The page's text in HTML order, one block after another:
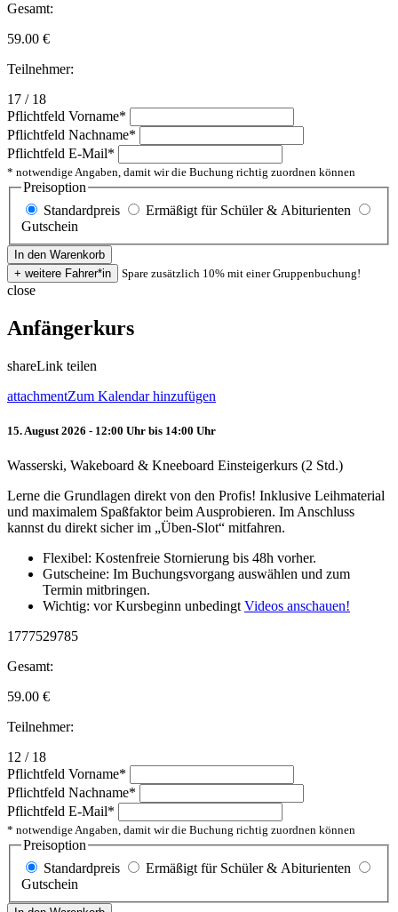
Gesamt:
59.00 €
Teilnehmer:
17 / 18
Pflichtfeld Vorname*
Pflichtfeld Nachname*
Pflichtfeld E-Mail*
* notwendige Angaben, damit wir die Buchung richtig zuordnen können
Preisoption
Standardpreis
Ermäßigt für Schüler & Abiturienten
Gutschein
Spare zusätzlich 10% mit einer Gruppenbuchung!
close
Anfängerkurs
shareLink teilen
attachmentZum Kalendar hinzufügen
15. August 2026 - 12:00 Uhr bis 14:00 Uhr
Wasserski, Wakeboard & Kneeboard Einsteigerkurs (2 Std.)
Lerne die Grundlagen direkt von den Profis! Inklusive Leihmaterial
und maximalem Spaßfaktor beim Ausprobieren. Im Anschluss
kannst du direkt sicher im „Üben-Slot“ mitfahren.
Flexibel: Kostenfreie Stornierung bis 48h vorher.
Gutscheine: Im Buchungsvorgang auswählen und zum
Termin mitbringen.
Wichtig: vor Kursbeginn unbedingt Videos anschauen!
1777529785
Gesamt:
59.00 €
Teilnehmer:
12 / 18
Pflichtfeld Vorname*
Pflichtfeld Nachname*
Pflichtfeld E-Mail*
* notwendige Angaben, damit wir die Buchung richtig zuordnen können
Preisoption
Standardpreis
Ermäßigt für Schüler & Abiturienten
Gutschein